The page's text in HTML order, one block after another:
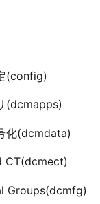
(config)
(dcmapps)
化(dcmdata)
CT(dcmect)
Groups(dcmfg)